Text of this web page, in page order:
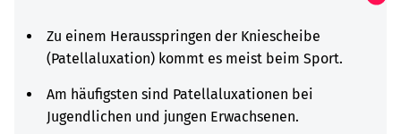
Zu einem Herausspringen der Kniescheibe
(Patellaluxation) kommt es meist beim Sport.
Am häufigsten sind Patellaluxationen bei
Jugendlichen und jungen Erwachsenen.